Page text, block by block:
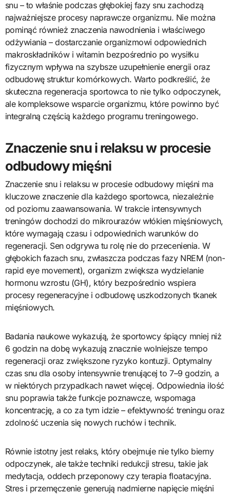
snu – to właśnie podczas głębokiej fazy snu zachodzą
najważniejsze procesy naprawcze organizmu. Nie można
pominąć również znaczenia nawodnienia i właściwego
odżywiania – dostarczanie organizmowi odpowiednich
makroskładników i witamin bezpośrednio po wysiłku
fizycznym wpływa na szybsze uzupełnienie energii oraz
odbudowę struktur komórkowych. Warto podkreślić, że
skuteczna regeneracja sportowca to nie tylko odpoczynek,
ale kompleksowe wsparcie organizmu, które powinno być
integralną częścią każdego programu treningowego.
Znaczenie snu i relaksu w procesie
odbudowy mięśni
Znaczenie snu i relaksu w procesie odbudowy mięśni ma
kluczowe znaczenie dla każdego sportowca, niezależnie
od poziomu zaawansowania. W trakcie intensywnych
treningów dochodzi do mikrourazów włókien mięśniowych,
które wymagają czasu i odpowiednich warunków do
regeneracji. Sen odgrywa tu rolę nie do przecenienia. W
głębokich fazach snu, zwłaszcza podczas fazy NREM (non-
rapid eye movement), organizm zwiększa wydzielanie
hormonu wzrostu (GH), który bezpośrednio wspiera
procesy regeneracyjne i odbudowę uszkodzonych tkanek
mięśniowych.
Badania naukowe wykazują, że sportowcy śpiący mniej niż
6 godzin na dobę wykazują znacznie wolniejsze tempo
regeneracji oraz zwiększone ryzyko kontuzji. Optymalny
czas snu dla osoby intensywnie trenującej to 7–9 godzin, a
w niektórych przypadkach nawet więcej. Odpowiednia ilość
snu poprawia także funkcje poznawcze, wspomaga
koncentrację, a co za tym idzie – efektywność treningu oraz
zdolność uczenia się nowych ruchów i technik.
Równie istotny jest relaks, który obejmuje nie tylko bierny
odpoczynek, ale także techniki redukcji stresu, takie jak
medytacja, oddech przeponowy czy terapia floatacyjna.
Stres i przemęczenie generują nadmierne napięcie mięśni